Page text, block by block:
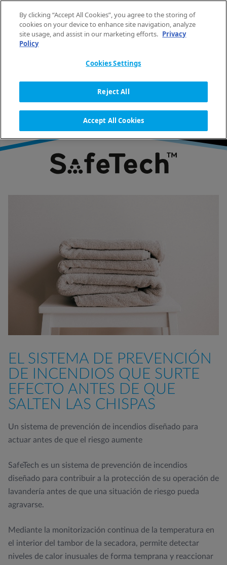
ES
INICIO TECNOLOGÍA DE LAVANDERÍA
EL SISTEMA DE PREVENCIÓN
DE INCENDIOS QUE SURTE
EFECTO ANTES DE QUE
SALTEN LAS CHISPAS
Un sistema de prevención de incendios diseñado para
actuar antes de que el riesgo aumente
SafeTech es un sistema de prevención de incendios
diseñado para contribuir a la protección de su operación de
lavandería antes de que una situación de riesgo pueda
agravarse.
Mediante la monitorización continua de la temperatura en
el interior del tambor de la secadora, permite detectar
niveles de calor inusuales de forma temprana y reaccionar
By clicking “Accept All Cookies”, you agree to the storing of
cookies on your device to enhance site navigation, analyze
site usage, and assist in our marketing efforts. Privacy
Policy
Cookies Settings
Reject All
Accept All Cookies